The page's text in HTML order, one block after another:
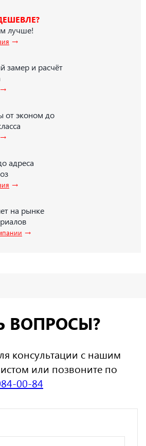
лучше!
→
замер и расчёт
→
от эконом до
→
адреса
→
на рынке
→
ВОПРОСЫ?
консультации с нашим
или позвоните по
00-84